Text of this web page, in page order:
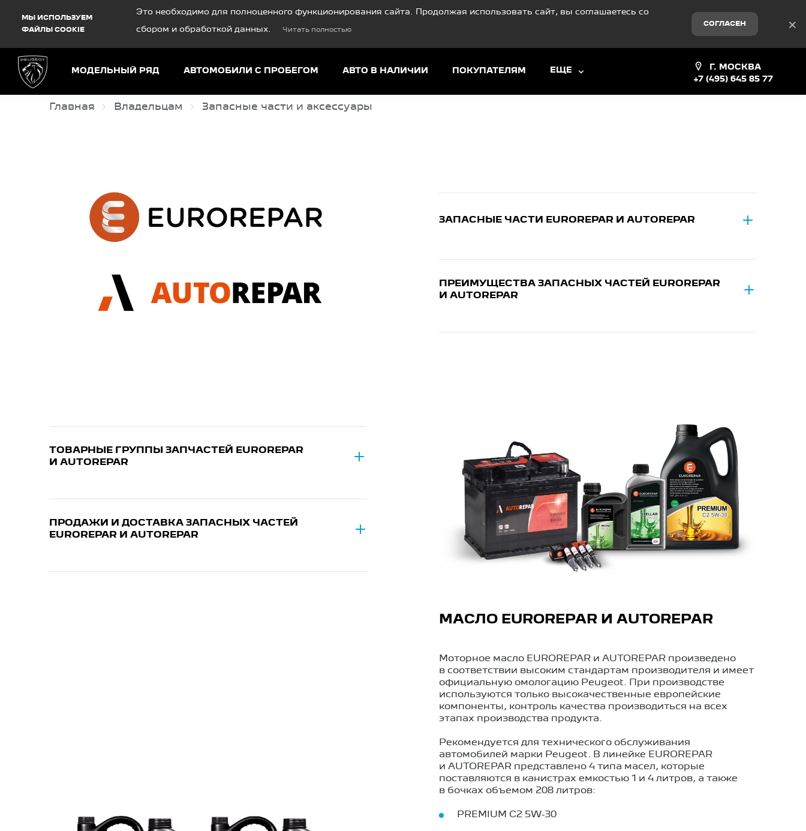
МЫ ИСПОЛЬЗУЕМ
ФАЙЛЫ COOKIE
Это необходимо для полноценного функционирования сайта. Продолжая использовать сайт, вы соглашаетесь со
сбором и обработкой данных. Читать полностью
СОГЛАСЕН ×
МОДЕЛЬНЫЙ РЯД АВТОМОБИЛИ С ПРОБЕГОМ АВТО В НАЛИЧИИ ПОКУПАТЕЛЯМ ЕЩЕ
Г. МОСКВА
+7 (495) 645 85 77
Главная Владельцам Запасные части и аксессуары
ЗАПАСНЫЕ ЧАСТИ EUROREPAR И AUTOREPAR
ПРЕИМУЩЕСТВА ЗАПАСНЫХ ЧАСТЕЙ EUROREPAR
И AUTOREPAR
ТОВАРНЫЕ ГРУППЫ ЗАПЧАСТЕЙ EUROREPAR
И AUTOREPAR
ПРОДАЖИ И ДОСТАВКА ЗАПАСНЫХ ЧАСТЕЙ
EUROREPAR И AUTOREPAR
МАСЛО EUROREPAR И AUTOREPAR
Моторное масло EUROREPAR и AUTOREPAR ​​произведено
в соответствии высоким стандартам производителя и имеет
официальную омологацию Peugeot. При производстве
используются только высокачественные европейские
компоненты, контроль качества производиться на всех
этапах производства продукта.​​​
Рекомендуется для технического обслуживания
автомобилей марки Peugeot. В линейке EUROREPAR
и AUTOREPAR представлено 4 типа масел, которые
поставляются в канистрах емкостью 1 и 4 литров, а также
в бочках объемом 208 литров:
PREMIUM C2 5W-30